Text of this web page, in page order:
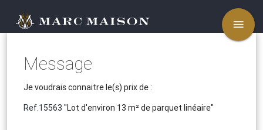
menu
Message
Je voudrais connaitre le(s) prix de :
Ref.15563 "Lot d'environ 13 m² de parquet linéaire"